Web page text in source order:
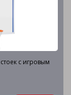
с игровым